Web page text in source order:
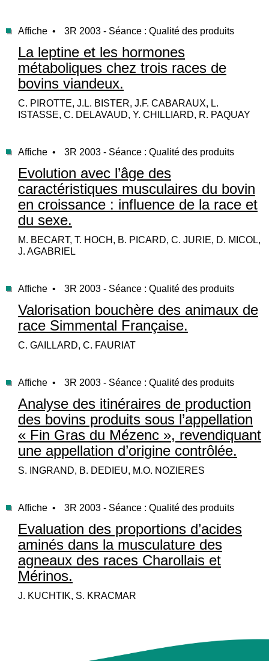
Affiche • 3R 2003 - Séance : Qualité des produits
La leptine et les hormones
métaboliques chez trois races de
bovins viandeux.
C. PIROTTE, J.L. BISTER, J.F. CABARAUX, L.
ISTASSE, C. DELAVAUD, Y. CHILLIARD, R. PAQUAY
Affiche • 3R 2003 - Séance : Qualité des produits
Evolution avec l’âge des
caractéristiques musculaires du bovin
en croissance : influence de la race et
du sexe.
M. BECART, T. HOCH, B. PICARD, C. JURIE, D. MICOL,
J. AGABRIEL
Affiche • 3R 2003 - Séance : Qualité des produits
Valorisation bouchère des animaux de
race Simmental Française.
C. GAILLARD, C. FAURIAT
Affiche • 3R 2003 - Séance : Qualité des produits
Analyse des itinéraires de production
des bovins produits sous l’appellation
« Fin Gras du Mézenc », revendiquant
une appellation d’origine contrôlée.
S. INGRAND, B. DEDIEU, M.O. NOZIERES
Affiche • 3R 2003 - Séance : Qualité des produits
Evaluation des proportions d’acides
aminés dans la musculature des
agneaux des races Charollais et
Mérinos.
J. KUCHTIK, S. KRACMAR